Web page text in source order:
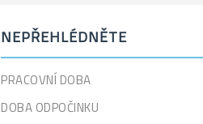
)
.
'
NEPŘEHLÉDNĚTE
PRACOVNÍ DOBA
DOBA ODPOČINKU